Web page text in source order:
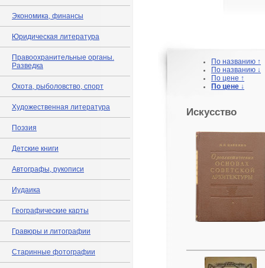
Экономика, финансы
Юридическая литература
Правоохранительные органы.
Разведка
Охота, рыболовство, спорт
Художественная литература
Поэзия
Детские книги
Автографы, рукописи
Иудаика
Географические карты
Гравюры и литографии
Старинные фотографии
По названию ↑
По названию ↓
По цене ↑
По цене ↓
Искусство